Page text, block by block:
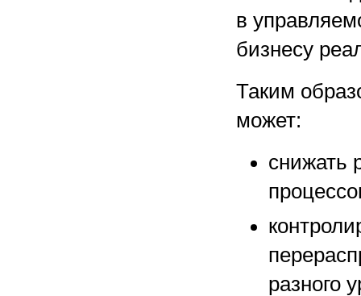
в
бизнесу
Таким
может:
снижать
разного